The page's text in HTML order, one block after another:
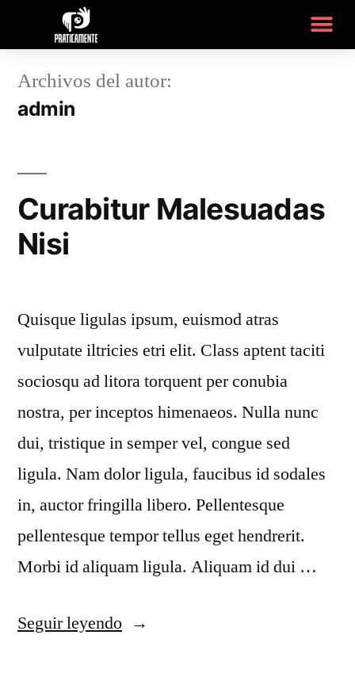
Archivos del autor:
admin
Curabitur Malesuadas
Nisi
Quisque ligulas ipsum, euismod atras
vulputate iltricies etri elit. Class aptent taciti
sociosqu ad litora torquent per conubia
nostra, per inceptos himenaeos. Nulla nunc
dui, tristique in semper vel, congue sed
ligula. Nam dolor ligula, faucibus id sodales
in, auctor fringilla libero. Pellentesque
pellentesque tempor tellus eget hendrerit.
Morbi id aliquam ligula. Aliquam id dui …
Seguir leyendo